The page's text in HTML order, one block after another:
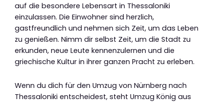
auf die besondere Lebensart in Thessaloniki
einzulassen. Die Einwohner sind herzlich,
gastfreundlich und nehmen sich Zeit, um das Leben
zu genießen. Nimm dir selbst Zeit, um die Stadt zu
erkunden, neue Leute kennenzulernen und die
griechische Kultur in ihrer ganzen Pracht zu erleben.
Wenn du dich für den Umzug von Nürnberg nach
Thessaloniki entscheidest, steht Umzug König aus